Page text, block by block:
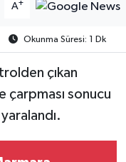
A+
Okunma Süresi: 1 Dk
çıkan
çarpması sonucu